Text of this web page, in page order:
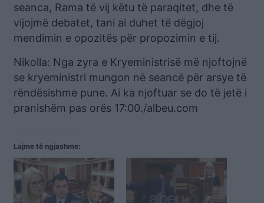
seanca, Rama të vij këtu të paraqitet, dhe të
vijojmë debatet, tani ai duhet të dëgjoj
mendimin e opozitës për propozimin e tij.
Nikolla: Nga zyra e Kryeministrisë më njoftojnë
se kryeministri mungon në seancë për arsye të
rëndësishme pune. Ai ka njoftuar se do të jetë i
pranishëm pas orës 17:00./albeu.com
Lajme të ngjashme: